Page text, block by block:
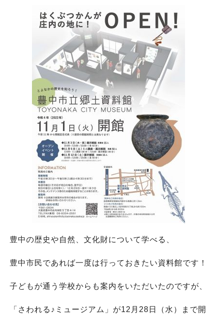
豊中の歴史や自然、文化財について学べる、
豊中市民であれば一度は行っておきたい資料館です！
子どもが通う学校からも案内をいただいたのですが、
「さわれる♪ミュージアム」が12月28日（水）まで開